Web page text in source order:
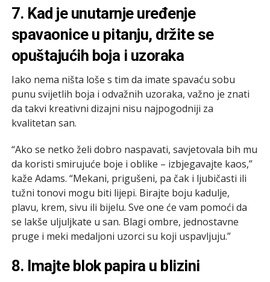
7. Kad je unutarnje uređenje
spavaonice u pitanju, držite se
opuštajućih boja i uzoraka
Iako nema ništa loše s tim da imate spavaću sobu
punu svijetlih boja i odvažnih uzoraka, važno je znati
da takvi kreativni dizajni nisu najpogodniji za
kvalitetan san.
“Ako se netko želi dobro naspavati, savjetovala bih mu
da koristi smirujuće boje i oblike – izbjegavajte kaos,”
kaže Adams. “Mekani, prigušeni, pa čak i ljubičasti ili
tužni tonovi mogu biti lijepi. Birajte boju kadulje,
plavu, krem, sivu ili bijelu. Sve one će vam pomoći da
se lakše uljuljkate u san. Blagi ombre, jednostavne
pruge i meki medaljoni uzorci su koji uspavljuju.”
8. Imajte blok papira u blizini